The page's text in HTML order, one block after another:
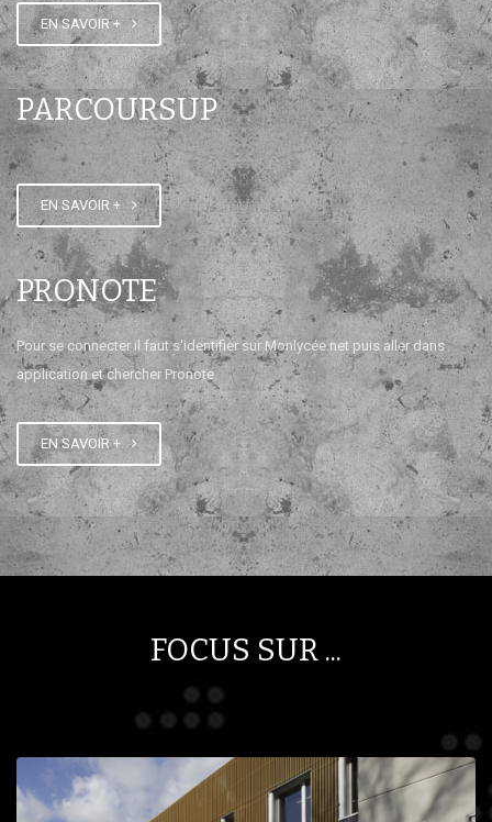
EN SAVOIR +
PARCOURSUP
EN SAVOIR +
PRONOTE
Pour se connecter il faut s'identifier sur Monlycée.net puis aller dans
application et chercher Pronote.
EN SAVOIR +
FOCUS SUR ...